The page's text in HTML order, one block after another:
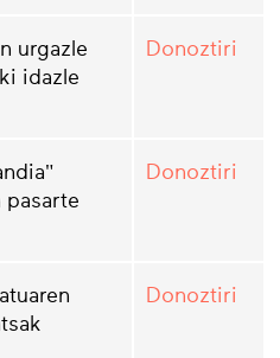
urgazle
idazle
Donoztiri
pasarte
Donoztiri
Donoztiri